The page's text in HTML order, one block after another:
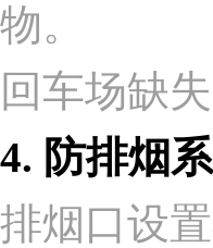
物。
回车场缺
4. 防排烟
排烟口设